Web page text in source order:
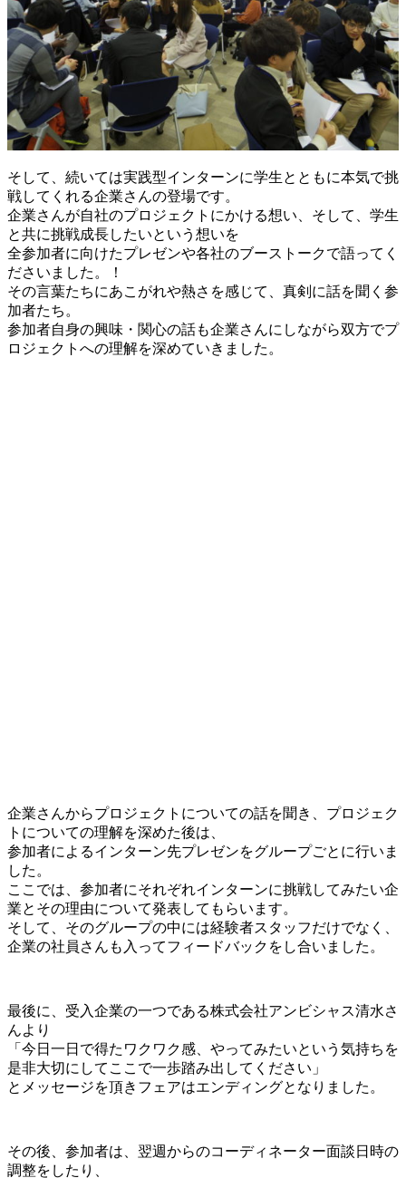
そして、続いては実践型インターンに学生とともに本気で挑
戦してくれる企業さんの登場です。
企業さんが自社のプロジェクトにかける想い、そして、学生
と共に挑戦成長したいという想いを
全参加者に向けたプレゼンや各社のブーストークで語ってく
ださいました。！
その言葉たちにあこがれや熱さを感じて、真剣に話を聞く参
加者たち。
参加者自身の興味・関心の話も企業さんにしながら双方でプ
ロジェクトへの理解を深めていきました。
企業さんからプロジェクトについての話を聞き、プロジェク
トについての理解を深めた後は、
参加者によるインターン先プレゼンをグループごとに行いま
した。
ここでは、参加者にそれぞれインターンに挑戦してみたい企
業とその理由について発表してもらいます。
そして、そのグループの中には経験者スタッフだけでなく、
企業の社員さんも入ってフィードバックをし合いました。
最後に、受入企業の一つである株式会社アンビシャス清水さ
んより
「今日一日で得たワクワク感、やってみたいという気持ちを
是非大切にしてここで一歩踏み出してください」
とメッセージを頂きフェアはエンディングとなりました。
その後、参加者は、翌週からのコーディネーター面談日時の
調整をしたり、